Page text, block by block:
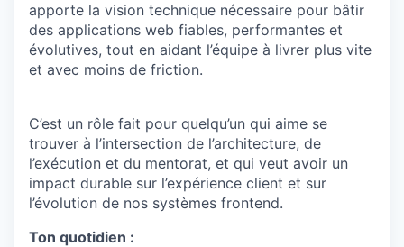
apporte la vision technique nécessaire pour bâtir
des applications web fiables, performantes et
évolutives, tout en aidant l’équipe à livrer plus vite
et avec moins de friction.
C’est un rôle fait pour quelqu’un qui aime se
trouver à l’intersection de l’architecture, de
l’exécution et du mentorat, et qui veut avoir un
impact durable sur l’expérience client et sur
l’évolution de nos systèmes frontend.
Ton quotidien :